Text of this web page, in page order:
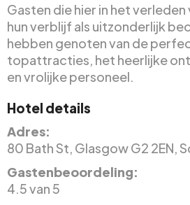
Gasten die hier in het
hun verblijf als uitzonderlijk
hebben genoten van de
topattracties, het heerlijke
en vrolijke personeel.
Hotel details
Adres:
80 Bath St, Glasgow G2 2EN,
Gastenbeoordeling:
4.5 van 5